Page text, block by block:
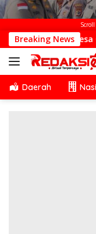
Breaking News
di Desa Otogedu
Daerah